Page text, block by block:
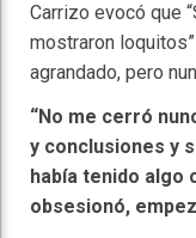
Carrizo evocó que
mostraron
agrandado, pero
“No me cerró
y conclusiones y
había tenido algo
obsesionó,